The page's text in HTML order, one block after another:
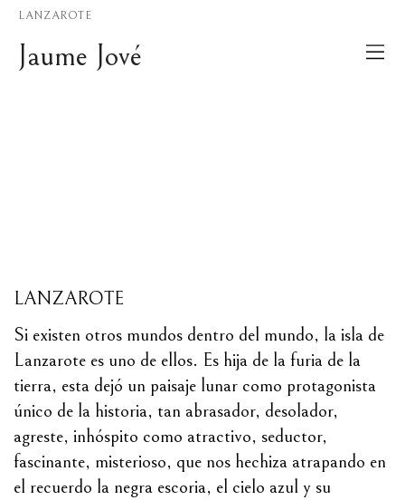
LANZAROTE
Jaume Jové
LANZAROTE
Si existen otros mundos dentro del mundo, la isla de
Lanzarote es uno de ellos. Es hija de la furia de la
tierra, esta dejó un paisaje lunar como protagonista
único de la historia, tan abrasador, desolador,
agreste, inhóspito como atractivo, seductor,
fascinante, misterioso, que nos hechiza atrapando en
el recuerdo la negra escoria, el cielo azul y su